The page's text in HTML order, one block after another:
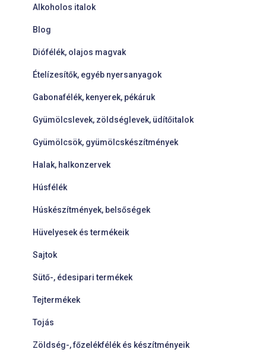
Alkoholos italok
Blog
Diófélék, olajos magvak
Ételízesítők, egyéb nyersanyagok
Gabonafélék, kenyerek, pékáruk
Gyümölcslevek, zöldséglevek, üdítőitalok
Gyümölcsök, gyümölcskészítmények
Halak, halkonzervek
Húsfélék
Húskészítmények, belsőségek
Hüvelyesek és termékeik
Sajtok
Sütő-, édesipari termékek
Tejtermékek
Tojás
Zöldség-, főzelékfélék és készítményeik